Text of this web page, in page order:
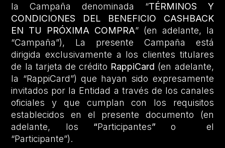
la Campaña denominada “TÉRMINOS Y
CONDICIONES DEL BENEFICIO CASHBACK
EN TU PRÓXIMA COMPRA” (en adelante, la
“Campaña”), La presente Campaña está
dirigida exclusivamente a los clientes titulares
de la tarjeta de crédito RappiCard (en adelante,
la “RappiCard”) que hayan sido expresamente
invitados por la Entidad a través de los canales
oficiales y que cumplan con los requisitos
establecidos en el presente documento (en
adelante, los “Participantes”o el
“Participante”).